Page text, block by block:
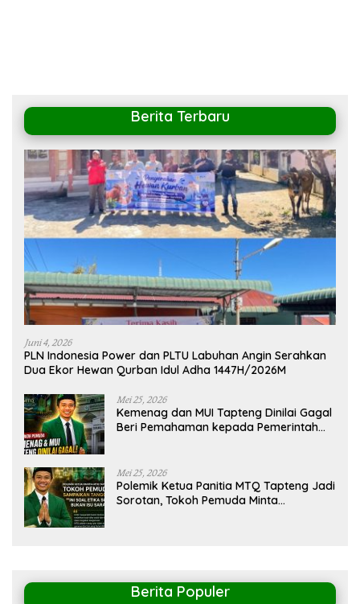
Berita Terbaru
Juni 4, 2026
PLN Indonesia Power dan PLTU Labuhan Angin Serahkan
Dua Ekor Hewan Qurban Idul Adha 1447H/2026M
Mei 25, 2026
Kemenag dan MUI Tapteng Dinilai Gagal
Beri Pemahaman kepada Pemerintah
Mei 25, 2026
Polemik Ketua Panitia MTQ Tapteng Jadi
Sorotan, Tokoh Pemuda Minta
Berita Populer